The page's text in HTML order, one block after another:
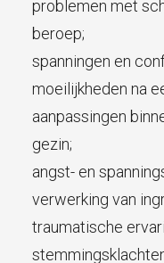
problemen met
beroep;
spanningen en
moeilijkheden na
aanpassingen
gezin;
angst- en
verwerking van
traumatische